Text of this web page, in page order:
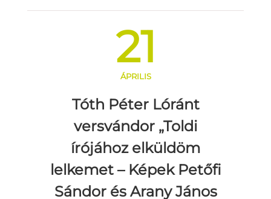
21
ÁPRILIS
Tóth Péter Lóránt
versvándor „Toldi
írójához elküldöm
lelkemet – Képek Petőfi
Sándor és Arany János